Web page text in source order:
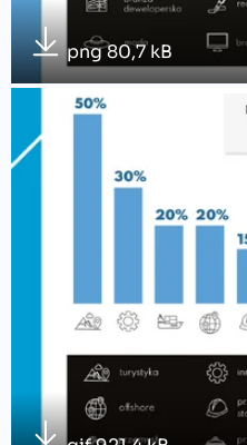
png 80,7 kB